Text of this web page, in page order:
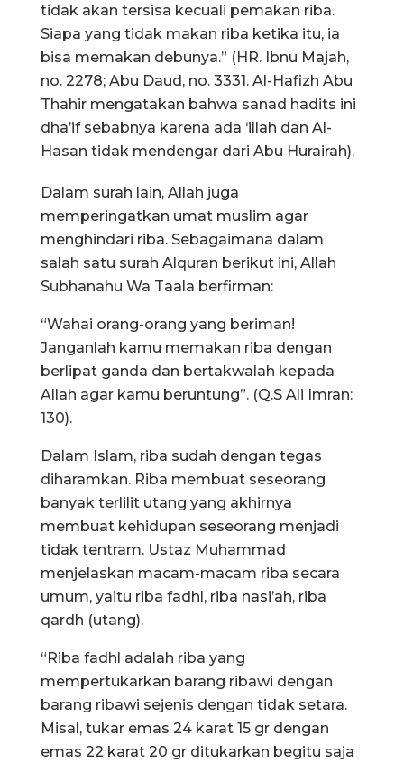
tidak akan tersisa kecuali pemakan riba.
Siapa yang tidak makan riba ketika itu, ia
bisa memakan debunya.” (HR. Ibnu Majah,
no. 2278; Abu Daud, no. 3331. Al-Hafizh Abu
Thahir mengatakan bahwa sanad hadits ini
dha’if sebabnya karena ada ‘illah dan Al-
Hasan tidak mendengar dari Abu Hurairah).
Dalam surah lain, Allah juga
memperingatkan umat muslim agar
menghindari riba. Sebagaimana dalam
salah satu surah Alquran berikut ini, Allah
Subhanahu Wa Taala berfirman:
“Wahai orang-orang yang beriman!
Janganlah kamu memakan riba dengan
berlipat ganda dan bertakwalah kepada
Allah agar kamu beruntung”. (Q.S Ali Imran:
130).
Dalam Islam, riba sudah dengan tegas
diharamkan. Riba membuat seseorang
banyak terlilit utang yang akhirnya
membuat kehidupan seseorang menjadi
tidak tentram. Ustaz Muhammad
menjelaskan macam-macam riba secara
umum, yaitu riba fadhl, riba nasi’ah, riba
qardh (utang).
“Riba fadhl adalah riba yang
mempertukarkan barang ribawi dengan
barang ribawi sejenis dengan tidak setara.
Misal, tukar emas 24 karat 15 gr dengan
emas 22 karat 20 gr ditukarkan begitu saja